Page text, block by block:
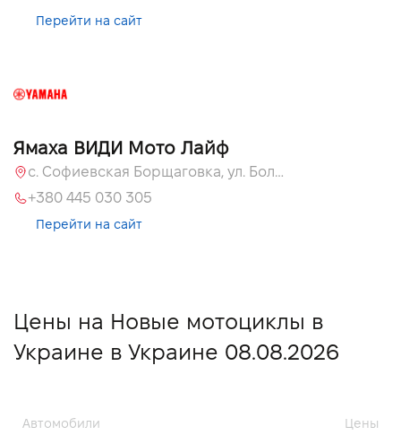
Перейти на сайт
Ямаха ВИДИ Мото Лайф
с. Софиевская Борщаговка, ул. Большая Кольцевая, 58
+380 445 030 305
Перейти на сайт
Цены на Новые мотоциклы в
Украине в Украине 08.08.2026
Автомобили Цены